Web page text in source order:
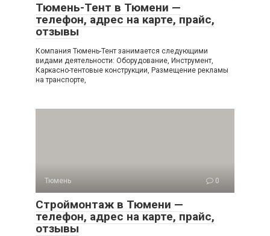
Тюмень-Тент в Тюмени —
телефон, адрес на карте, прайс,
отзывы
Компания Тюмень-Тент занимается следующими
видами деятельности: Оборудование, Инструмент,
Каркасно-тентовые конструкции, Размещение рекламы
на транспорте,
Тюмень 0
Строймонтаж в Тюмени —
телефон, адрес на карте, прайс,
отзывы